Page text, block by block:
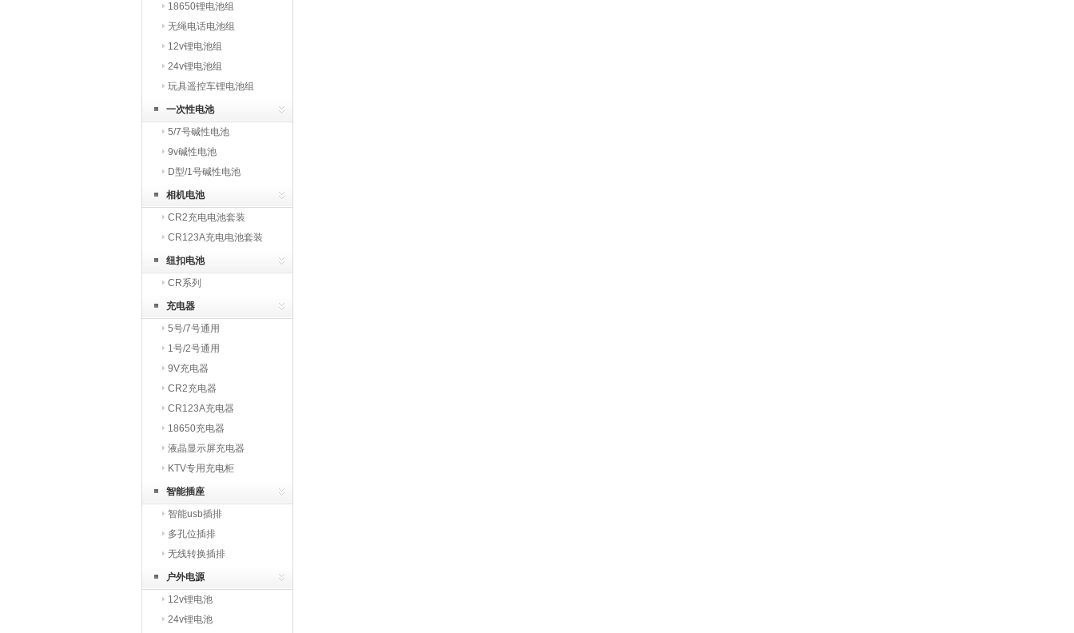
18650锂电池组
无绳电话电池组
12v锂电池组
24v锂电池组
玩具遥控车锂电池组
一次性电池
5/7号碱性电池
9v碱性电池
D型/1号碱性电池
相机电池
CR2充电电池套装
CR123A充电电池套装
纽扣电池
CR系列
充电器
5号/7号通用
1号/2号通用
9V充电器
CR2充电器
CR123A充电器
18650充电器
液晶显示屏充电器
KTV专用充电柜
智能插座
智能usb插排
多孔位插排
无线转换插排
户外电源
12v锂电池
24v锂电池